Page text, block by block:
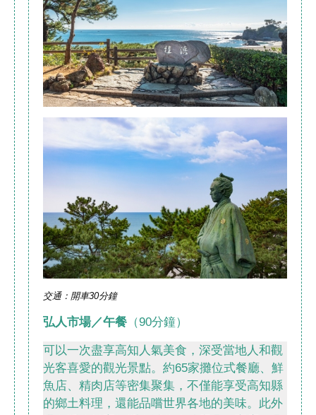
交通：開車30分鐘
弘人市場／午餐 （90分鐘）
可以一次盡享高知人氣美食，深受當地人和觀
光客喜愛的觀光景點。約65家攤位式餐廳、鮮
魚店、精肉店等密集聚集，不僅能享受高知縣
的鄉土料理，還能品嚐世界各地的美味。此外